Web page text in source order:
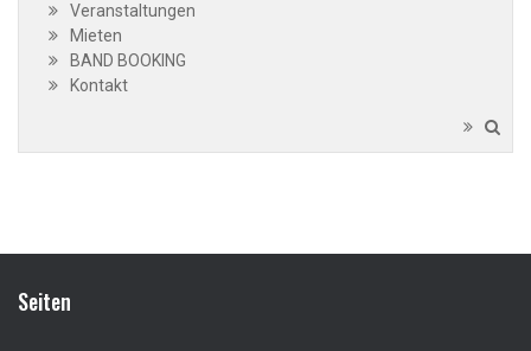
Veranstaltungen
Mieten
BAND BOOKING
Kontakt
Seiten